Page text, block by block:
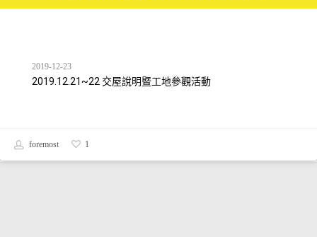
2019-12-23
2019.12.21~22 交屋說明暨工地參觀活動
foremost 1